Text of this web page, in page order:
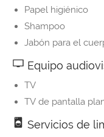
Papel higiénico
Shampoo
Jabón para el
Equipo
TV
TV de pantalla
Servicios de